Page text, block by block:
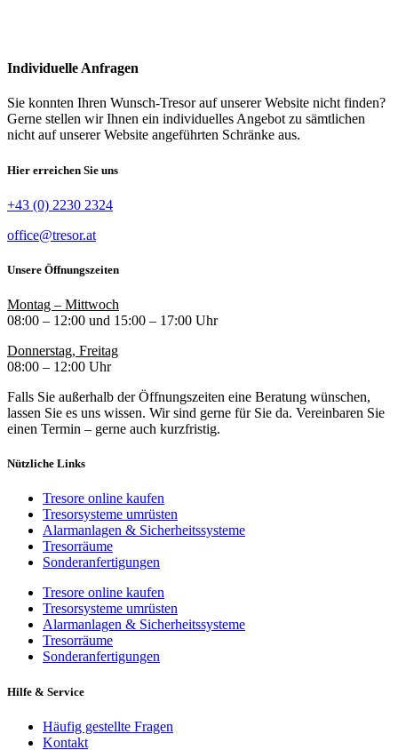
Individuelle Anfragen
Sie konnten Ihren Wunsch-Tresor auf unserer Website nicht finden?
Gerne stellen wir Ihnen ein individuelles Angebot zu sämtlichen
nicht auf unserer Website angeführten Schränke aus.
Hier erreichen Sie uns
+43 (0) 2230 2324
office@tresor.at
Unsere Öffnungszeiten
Montag – Mittwoch
08:00 – 12:00 und 15:00 – 17:00 Uhr
Donnerstag, Freitag
08:00 – 12:00 Uhr
Falls Sie außerhalb der Öffnungszeiten eine Beratung wünschen,
lassen Sie es uns wissen. Wir sind gerne für Sie da. Vereinbaren Sie
einen Termin – gerne auch kurzfristig.
Nützliche Links
Tresore online kaufen
Tresorsysteme umrüsten
Alarmanlagen & Sicherheitssysteme
Tresorräume
Sonderanfertigungen
Tresore online kaufen
Tresorsysteme umrüsten
Alarmanlagen & Sicherheitssysteme
Tresorräume
Sonderanfertigungen
Hilfe & Service
Häufig gestellte Fragen
Kontakt